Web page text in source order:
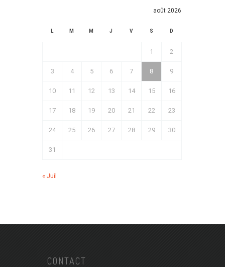
août 2026
L M M J V S D
1 2
3 4 5 6 7 8 9
10 11 12 13 14 15 16
17 18 19 20 21 22 23
24 25 26 27 28 29 30
31
« Juil
CONTACT